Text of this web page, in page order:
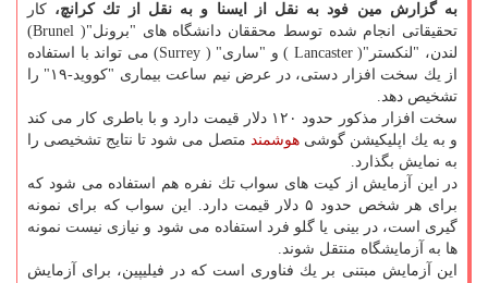
به گزارش مین فود به نقل از ایسنا و به نقل از تك كرانچ، كار
تحقیقاتی انجام شده توسط محققان دانشگاه های "برونل"( Brunel)
لندن، "لنكستر"( Lancaster ) و "ساری" ( Surrey) می تواند با استفاده
از یك سخت افزار دستی، در عرض نیم ساعت بیماری "كووید-۱۹" را
تشخیص دهد.
سخت افزار مذكور حدود ۱۲۰ دلار قیمت دارد و با باطری كار می كند
و به یك اپلیكیشن گوشی هوشمند متصل می شود تا نتایج تشخیصی را
به نمایش بگذارد.
در این آزمایش از كیت های سواب تك نفره هم استفاده می شود كه
برای هر شخص حدود ۵ دلار قیمت دارد. این سواب كه برای نمونه
گیری است، در بینی یا گلو فرد استفاده می شود و نیازی نیست نمونه
ها به آزمایشگاه منتقل شوند.
این آزمایش مبتنی بر یك فناوری است كه در فیلیپین، برای آزمایش